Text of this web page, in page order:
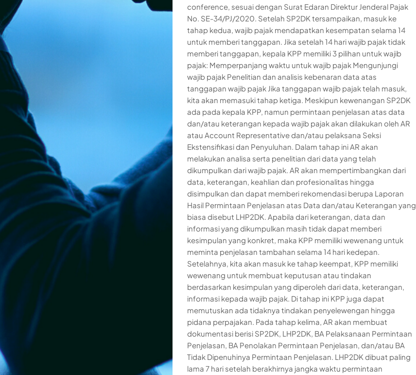
conference, sesuai dengan Surat Edaran Direktur Jenderal Pajak
No. SE-34/PJ/2020. Setelah SP2DK tersampaikan, masuk ke
tahap kedua, wajib pajak mendapatkan kesempatan selama 14
untuk memberi tanggapan. Jika setelah 14 hari wajib pajak tidak
memberi tanggapan, kepala KPP memiliki 3 pilihan untuk wajib
pajak: Memperpanjang waktu untuk wajib pajak Mengunjungi
wajib pajak Penelitian dan analisis kebenaran data atas
tanggapan wajib pajak Jika tanggapan wajib pajak telah masuk,
kita akan memasuki tahap ketiga. Meskipun kewenangan SP2DK
ada pada kepala KPP, namun permintaan penjelasan atas data
dan/atau keterangan kepada wajib pajak akan dilakukan oleh AR
atau Account Representative dan/atau pelaksana Seksi
Ekstensifikasi dan Penyuluhan. Dalam tahap ini AR akan
melakukan analisa serta penelitian dari data yang telah
dikumpulkan dari wajib pajak. AR akan mempertimbangkan dari
data, keterangan, keahlian dan profesionalitas hingga
disimpulkan dan dapat memberi rekomendasi berupa Laporan
Hasil Permintaan Penjelasan atas Data dan/atau Keterangan yang
biasa disebut LHP2DK. Apabila dari keterangan, data dan
informasi yang dikumpulkan masih tidak dapat memberi
kesimpulan yang konkret, maka KPP memiliki wewenang untuk
meminta penjelasan tambahan selama 14 hari kedepan.
Setelahnya, kita akan masuk ke tahap keempat, KPP memiliki
wewenang untuk membuat keputusan atau tindakan
berdasarkan kesimpulan yang diperoleh dari data, keterangan,
informasi kepada wajib pajak. Di tahap ini KPP juga dapat
memutuskan ada tidaknya tindakan penyelewengan hingga
pidana perpajakan. Pada tahap kelima, AR akan membuat
dokumentasi berisi SP2DK, LHP2DK, BA Pelaksanaan Permintaan
Penjelasan, BA Penolakan Permintaan Penjelasan, dan/atau BA
Tidak Dipenuhinya Permintaan Penjelasan. LHP2DK dibuat paling
lama 7 hari setelah berakhirnya jangka waktu permintaan